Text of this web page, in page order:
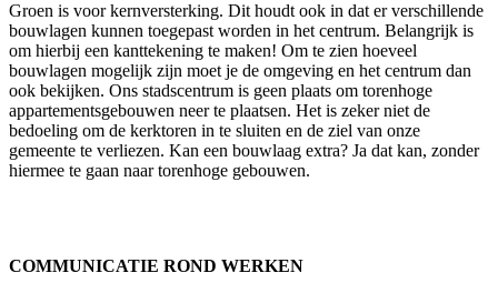
Groen is voor kernversterking. Dit houdt ook in dat er verschillende
bouwlagen kunnen toegepast worden in het centrum. Belangrijk is
om hierbij een kanttekening te maken! Om te zien hoeveel
bouwlagen mogelijk zijn moet je de omgeving en het centrum dan
ook bekijken. Ons stadscentrum is geen plaats om torenhoge
appartementsgebouwen neer te plaatsen. Het is zeker niet de
bedoeling om de kerktoren in te sluiten en de ziel van onze
gemeente te verliezen. Kan een bouwlaag extra? Ja dat kan, zonder
hiermee te gaan naar torenhoge gebouwen.
COMMUNICATIE ROND WERKEN